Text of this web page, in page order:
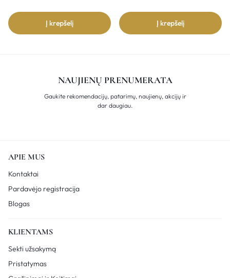
Į krepšelį Į krepšelį
NAUJIENŲ PRENUMERATA
Gaukite rekomendacijų, patarimų, naujienų, akcijų ir
dar daugiau.
APIE MUS
Kontaktai
Pardavėjo registracija
Blogas
KLIENTAMS
Sekti užsakymą
Pristatymas